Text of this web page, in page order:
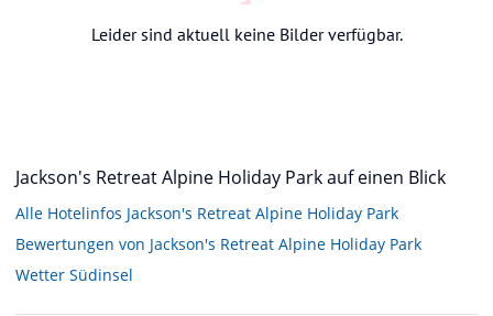
Leider sind aktuell keine Bilder verfügbar.
Jackson's Retreat Alpine Holiday Park auf einen Blick
Alle Hotelinfos Jackson's Retreat Alpine Holiday Park
Bewertungen von Jackson's Retreat Alpine Holiday Park
Wetter Südinsel